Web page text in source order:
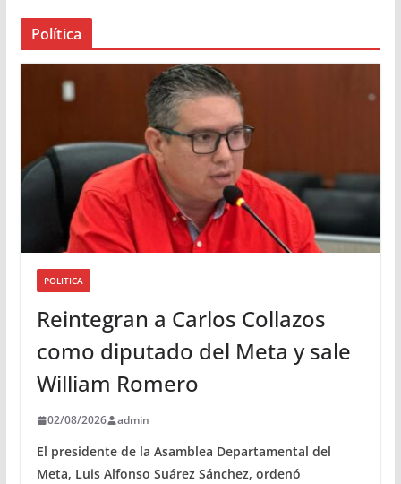
Política
POLITICA
Reintegran a Carlos Collazos
como diputado del Meta y sale
William Romero
02/08/2026 admin
El presidente de la Asamblea Departamental del
Meta, Luis Alfonso Suárez Sánchez, ordenó